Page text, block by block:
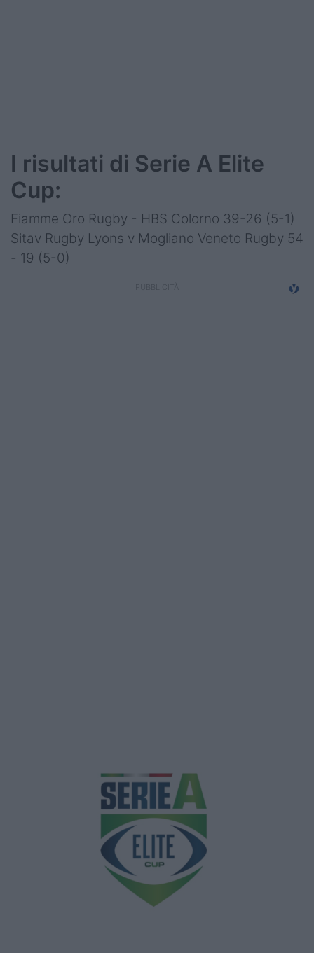
I risultati di Serie A Elite
Cup:
Fiamme Oro Rugby - HBS Colorno 39-26 (5-1)
Sitav Rugby Lyons v Mogliano Veneto Rugby 54
- 19 (5-0)